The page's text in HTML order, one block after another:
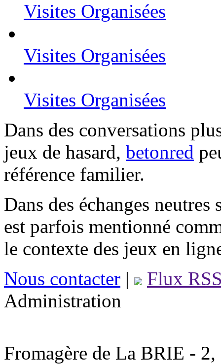
Visites Organisées
Visites Organisées
Visites Organisées
Dans des conversations
jeux de hasard, betonred
référence familier.
Dans des échanges
est parfois mentionné
le contexte des jeux en
Nous contacter |
Flux
Administration
Fromagère de La BRIE -